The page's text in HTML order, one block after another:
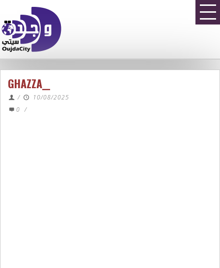
GHAZZA__
/
10/08/2025
0 /